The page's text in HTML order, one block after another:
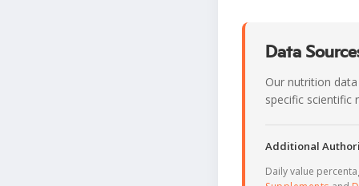
Data
Our nutrition
specific scientific
Additional
Daily value